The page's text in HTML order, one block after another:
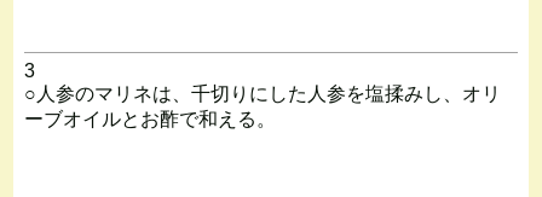
3
○人参のマリネは、千切りにした人参を塩揉みし、オリ
ーブオイルとお酢で和える。